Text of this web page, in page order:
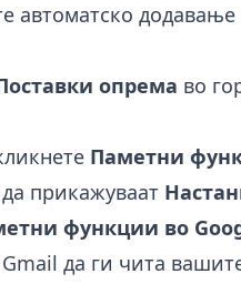
автоматско
опрема во
Паметни
прикажуваат
функции во
да ги чита